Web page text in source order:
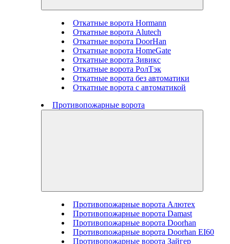
Откатные ворота Hormann
Откатные ворота Alutech
Откатные ворота DoorHan
Откатные ворота HomeGate
Откатные ворота Зивикс
Откатные ворота РолТэк
Откатные ворота без автоматики
Откатные ворота с автоматикой
Противопожарные ворота
Противопожарные ворота Алютех
Противопожарные ворота Damast
Противопожарные ворота Doorhan
Противопожарные ворота Doorhan EI60
Противопожарные ворота Зайгер